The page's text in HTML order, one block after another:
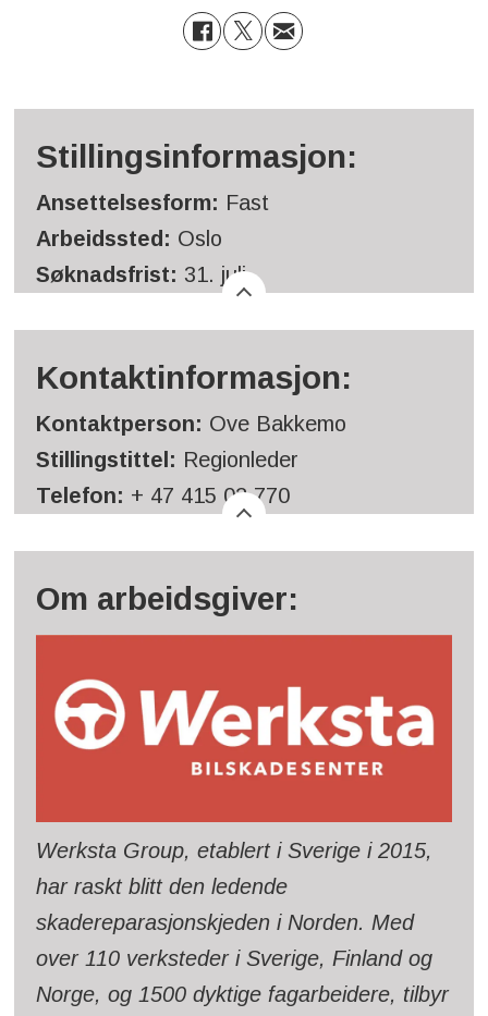
Stillingsinformasjon:
Ansettelsesform: Fast
Arbeidssted: Oslo
Søknadsfrist: 31. juli
Kontaktinformasjon:
Kontaktperson: Ove Bakkemo
Stillingstittel: Regionleder
Telefon: + 47 415 02 770
Om arbeidsgiver:
Werksta Group, etablert i Sverige i 2015,
har raskt blitt den ledende
skadereparasjonskjeden i Norden. Med
over 110 verksteder i Sverige, Finland og
Norge, og 1500 dyktige fagarbeidere, tilbyr